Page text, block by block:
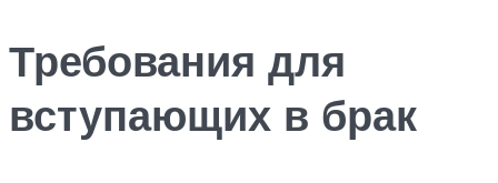
Требования для
вступающих в брак